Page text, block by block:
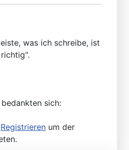
was ich schreibe, ist
sich:
Registrieren um der